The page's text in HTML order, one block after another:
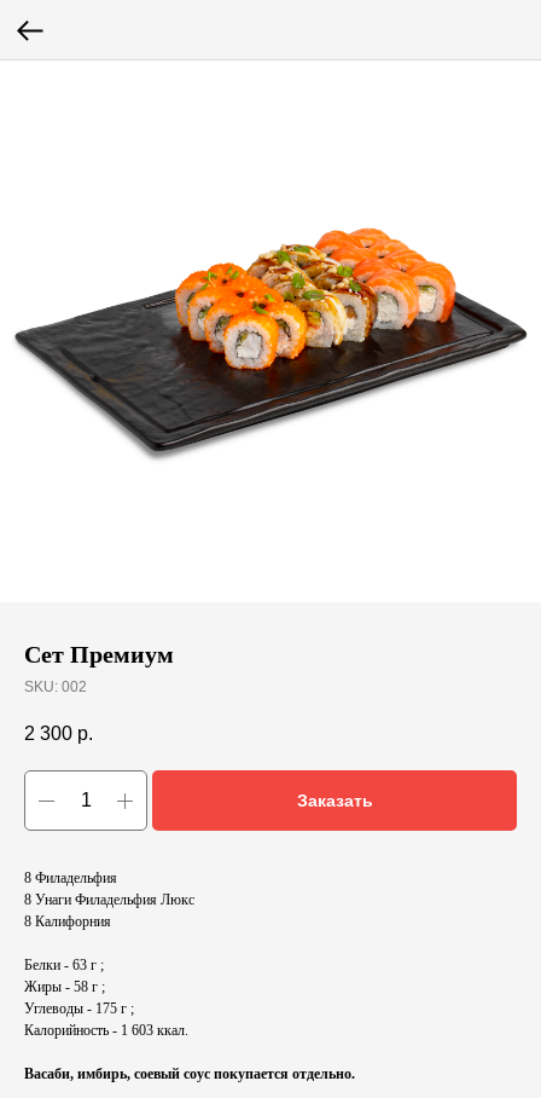
Сет Премиум
SKU: 002
2 300 р.
Заказать
8 Филадельфия
8 Унаги Филадельфия Люкс
8 Калифорния
Белки - 63 г ;
Жиры - 58 г ;
Углеводы - 175 г ;
Калорийность - 1 603 ккал.
Васаби, имбирь, соевый соус покупается отдельно.